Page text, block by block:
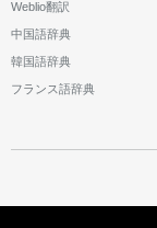
Weblio翻訳
中国語辞典
韓国語辞典
フランス語辞典